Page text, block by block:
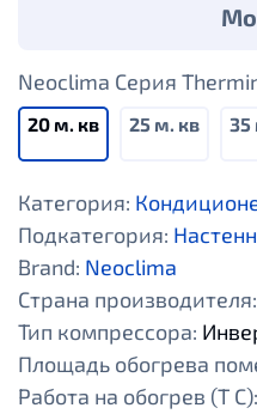
Neoclima Серия
20 м. кв 25 м. кв 35
Категория:
Подкатегория:
Brand: Neoclima
Страна производителя:
Тип компрессора:
Площадь обогрева
Работа на обогрев (Т С):